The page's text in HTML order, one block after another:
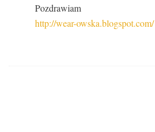
Pozdrawiam
http://wear-owska.blogspot.com/